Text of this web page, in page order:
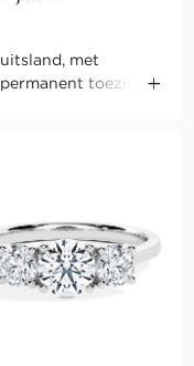
met
toezicht